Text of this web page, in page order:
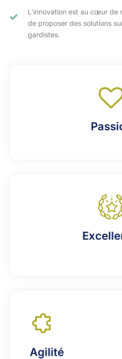
L'innovation est au cœur de
de proposer des solutions
gardistes.
Agilité